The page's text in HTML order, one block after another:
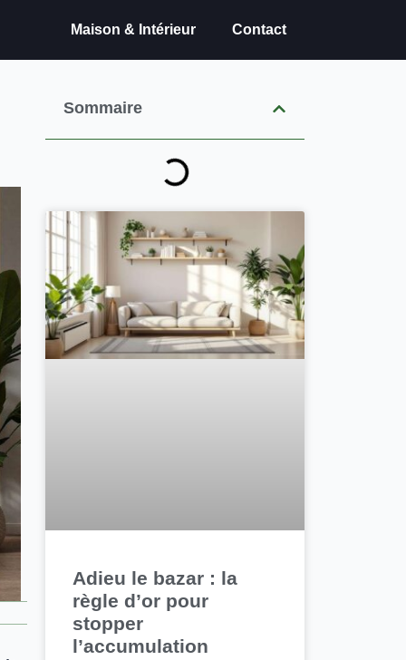
Maison & Intérieur Contact
Sommaire
Adieu le bazar : la
règle d’or pour
stopper
l’accumulation